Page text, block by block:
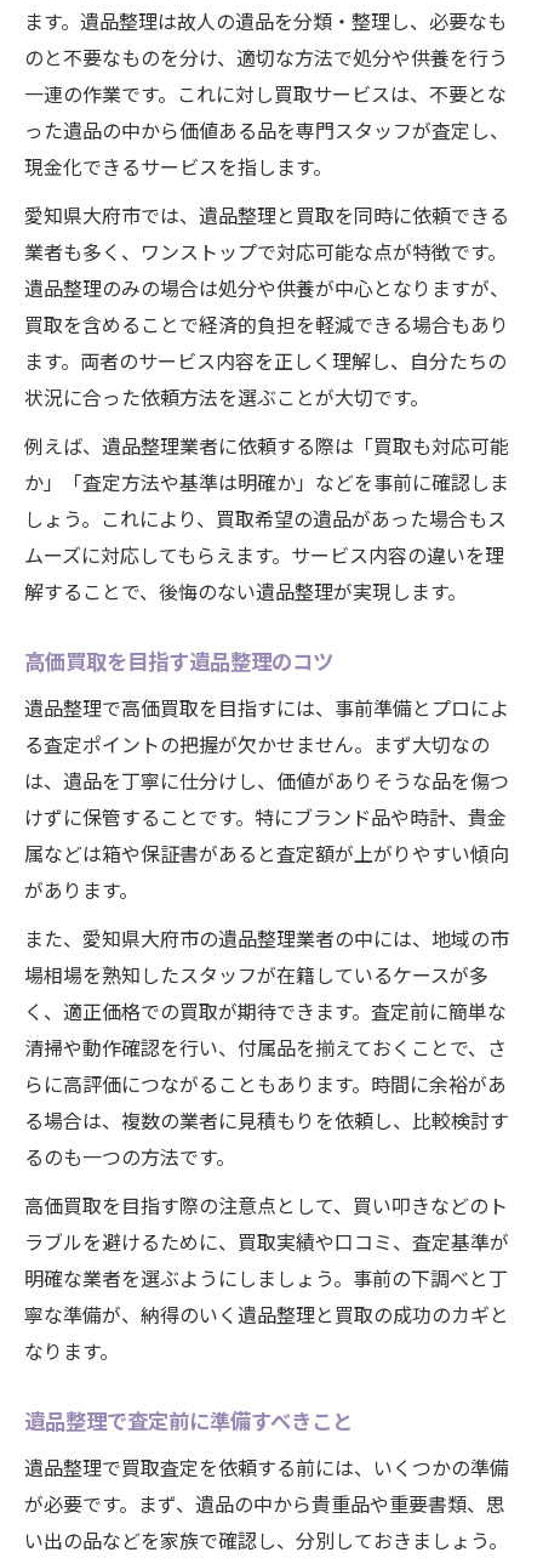
ます。遺品整理は故人の遺品を分類・整理し、必要なも
のと不要なものを分け、適切な方法で処分や供養を行う
一連の作業です。これに対し買取サービスは、不要とな
った遺品の中から価値ある品を専門スタッフが査定し、
現金化できるサービスを指します。
愛知県大府市では、遺品整理と買取を同時に依頼できる
業者も多く、ワンストップで対応可能な点が特徴です。
遺品整理のみの場合は処分や供養が中心となりますが、
買取を含めることで経済的負担を軽減できる場合もあり
ます。両者のサービス内容を正しく理解し、自分たちの
状況に合った依頼方法を選ぶことが大切です。
例えば、遺品整理業者に依頼する際は「買取も対応可能
か」「査定方法や基準は明確か」などを事前に確認しま
しょう。これにより、買取希望の遺品があった場合もス
ムーズに対応してもらえます。サービス内容の違いを理
解することで、後悔のない遺品整理が実現します。
高価買取を目指す遺品整理のコツ
遺品整理で高価買取を目指すには、事前準備とプロによ
る査定ポイントの把握が欠かせません。まず大切なの
は、遺品を丁寧に仕分けし、価値がありそうな品を傷つ
けずに保管することです。特にブランド品や時計、貴金
属などは箱や保証書があると査定額が上がりやすい傾向
があります。
また、愛知県大府市の遺品整理業者の中には、地域の市
場相場を熟知したスタッフが在籍しているケースが多
く、適正価格での買取が期待できます。査定前に簡単な
清掃や動作確認を行い、付属品を揃えておくことで、さ
らに高評価につながることもあります。時間に余裕があ
る場合は、複数の業者に見積もりを依頼し、比較検討す
るのも一つの方法です。
高価買取を目指す際の注意点として、買い叩きなどのト
ラブルを避けるために、買取実績や口コミ、査定基準が
明確な業者を選ぶようにしましょう。事前の下調べと丁
寧な準備が、納得のいく遺品整理と買取の成功のカギと
なります。
遺品整理で査定前に準備すべきこと
遺品整理で買取査定を依頼する前には、いくつかの準備
が必要です。まず、遺品の中から貴重品や重要書類、思
い出の品などを家族で確認し、分別しておきましょう。